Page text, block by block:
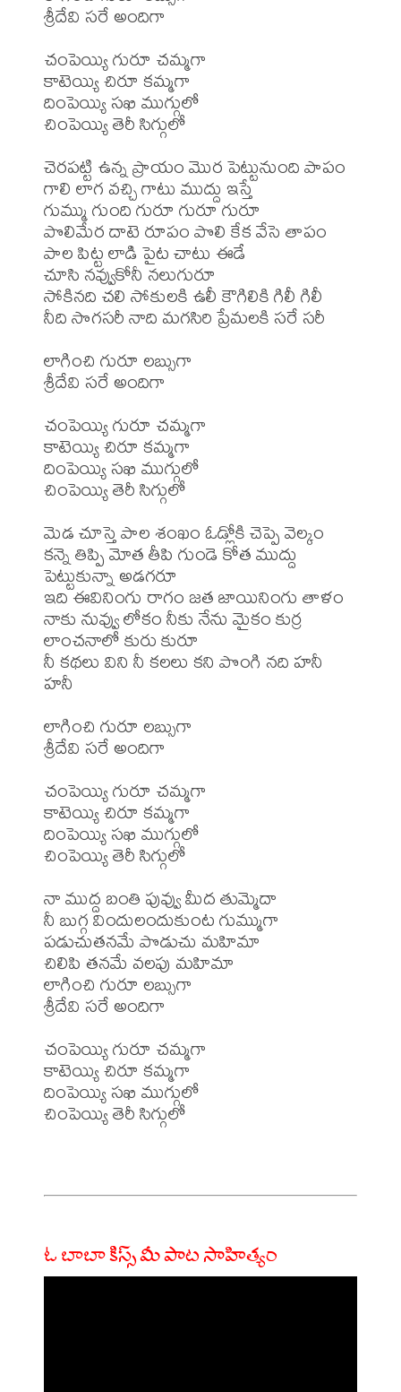
శ్రీదేవి సరే అందిగా
చంపెయ్యి గురూ చమ్మగా
కాటెయ్యి చిరూ కమ్మగా
దింపెయ్యి సఖి ముగ్గులో
చింపెయ్యి తెరీ సిగ్గులో
చెరపట్టి ఉన్న ప్రాయం మొర పెట్టునుంది పాపం
గాలి లాగ వచ్చి గాటు ముద్దు ఇస్తే
గుమ్ము గుంది గురూ గురూ గురూ
పొలిమేర దాటె రూపం పొలి కేక వేసె తాపం
పాల పిట్ట లాడి పైట చాటు ఈడే
చూసి నవ్వుకోనీ నలుగురూ
సోకినది చలి సోకులకి ఉలీ కౌగిలికి గిలీ గిలీ
నీది సొగసరీ నాది మగసిరి ప్రేమలకి సరే సరీ
లాగించి గురూ లబ్సుగా
శ్రీదేవి సరే అందిగా
చంపెయ్యి గురూ చమ్మగా
కాటెయ్యి చిరూ కమ్మగా
దింపెయ్యి సఖి ముగ్గులో
చింపెయ్యి తెరీ సిగ్గులో
మెడ చూస్తె పాల శంఖం ఓడ్లోకి చెప్పె వెల్కం
కన్నె తిప్పి మోత తీపి గుండె కోత ముద్దు
పెట్టుకున్నా అడగరూ
ఇది ఈవినింగు రాగం జత జాయినింగు తాళం
నాకు నువ్వు లోకం నీకు నేను మైకం కుర్ర
లాంచనాలో కురు కురూ
నీ కథలు విని నీ కలలు కని పొంగి నది హనీ
హనీ
లాగించి గురూ లబ్సుగా
శ్రీదేవి సరే అందిగా
చంపెయ్యి గురూ చమ్మగా
కాటెయ్యి చిరూ కమ్మగా
దింపెయ్యి సఖి ముగ్గులో
చింపెయ్యి తెరీ సిగ్గులో
నా ముద్ద బంతి పువ్వు మీద తుమ్మెదా
నీ బుగ్గ విందులందుకుంట గుమ్ముగా
పడుచుతనమే పొడుచు మహిమా
చిలిపి తనమే వలపు మహిమా
లాగించి గురూ లబ్సుగా
శ్రీదేవి సరే అందిగా
చంపెయ్యి గురూ చమ్మగా
కాటెయ్యి చిరూ కమ్మగా
దింపెయ్యి సఖి ముగ్గులో
చింపెయ్యి తెరీ సిగ్గులో
ఓ బాబా కిస్స్ మీ పాట సాహిత్యం